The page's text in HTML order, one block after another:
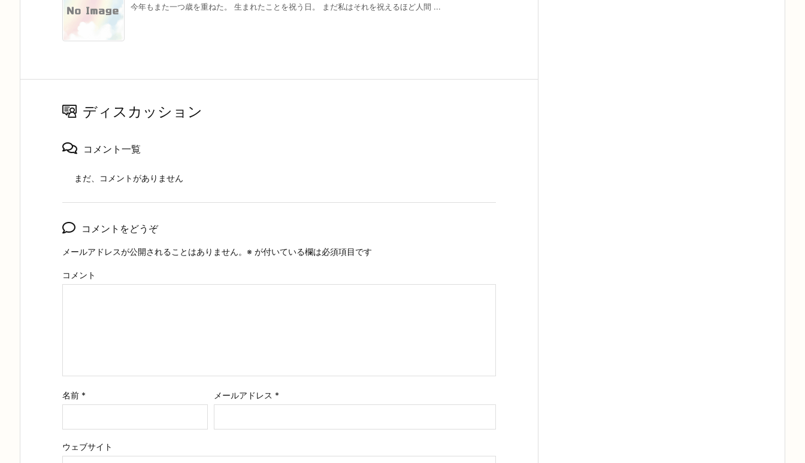
今年もまた一つ歳を重ねた。 生まれたことを祝う日。 まだ私はそれを祝えるほど人間 ...
ディスカッション
コメント一覧
まだ、コメントがありません
コメントをどうぞ
メールアドレスが公開されることはありません。 ※ が付いている欄は必須項目です
コメント
名前 * メールアドレス *
ウェブサイト